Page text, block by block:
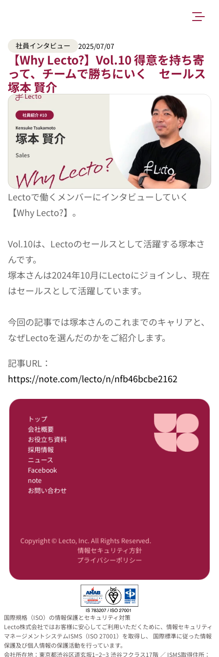
社員インタビュー 2025/07/07
【Why Lecto?】Vol.10 得意を持ち寄
って、チームで勝ちにいく　セールス
塚本 賢介
Lectoで働くメンバーにインタビューしていく
【Why Lecto?】。
Vol.10は、Lectoのセールスとして活躍する塚本さ
んです。
塚本さんは2024年10月にLectoにジョインし、現在
はセールスとして活躍しています。
今回の記事では塚本さんのこれまでのキャリアと、
なぜLectoを選んだのかをご紹介します。
記事URL：
https://note.com/lecto/n/nfb46bcbe2162
トップ
会社概要
お役立ち資料
採用情報
ニュース
Facebook
note
お問い合わせ
Copyright © Lecto, Inc. All Rights Reserved.
情報セキュリティ方針
プライバシーポリシー
国際規格（ISO）の情報保護とセキュリティ対策
Lecto株式会社ではお客様に安心してご利用いただくために、情報セキュリティ
マネージメントシステムISMS（ISO 27001）を取得し、 国際標準に従った情報
保護及び個人情報の保護活動を行っています。
会社所在地：東京都渋谷区道玄坂1−2−3 渋谷フクラス17階 ／ ISMS取得住所：